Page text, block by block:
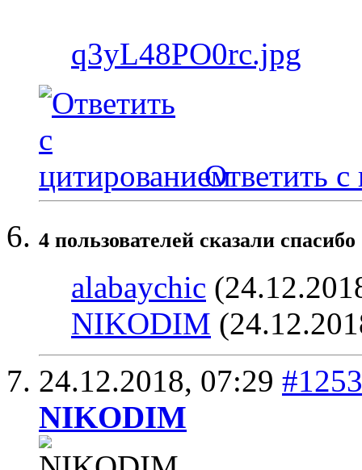
q3yL48PO0rc.jpg
Ответить с
4 пользователей сказали
alabaychic
NIKODIM
24.12.2018, 07:29
NIKODIM